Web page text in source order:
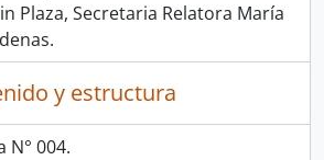
Plaza, Secretaria Relatora María
y estructura
N° 004.